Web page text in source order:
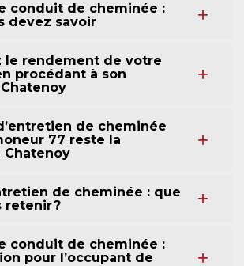
conduit de cheminée :
devez savoir
le rendement de votre
procédant à son
de cheminée
77 reste la
Chatenoy
de cheminée : que
retenir ?
conduit de cheminée :
pour l’occupant de